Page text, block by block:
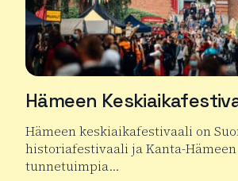
Hämeen
Hämeen keskiaikafestivaali on
historiafestivaali ja Kanta-Hämeen
tunnetuimpia…